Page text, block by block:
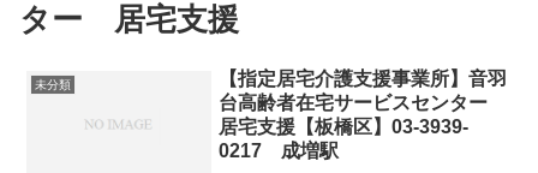
ター 居宅支援
未分類
【指定居宅介護支援事業所】音羽
台高齢者在宅サービスセンター
居宅支援【板橋区】03-3939-
0217 成増駅